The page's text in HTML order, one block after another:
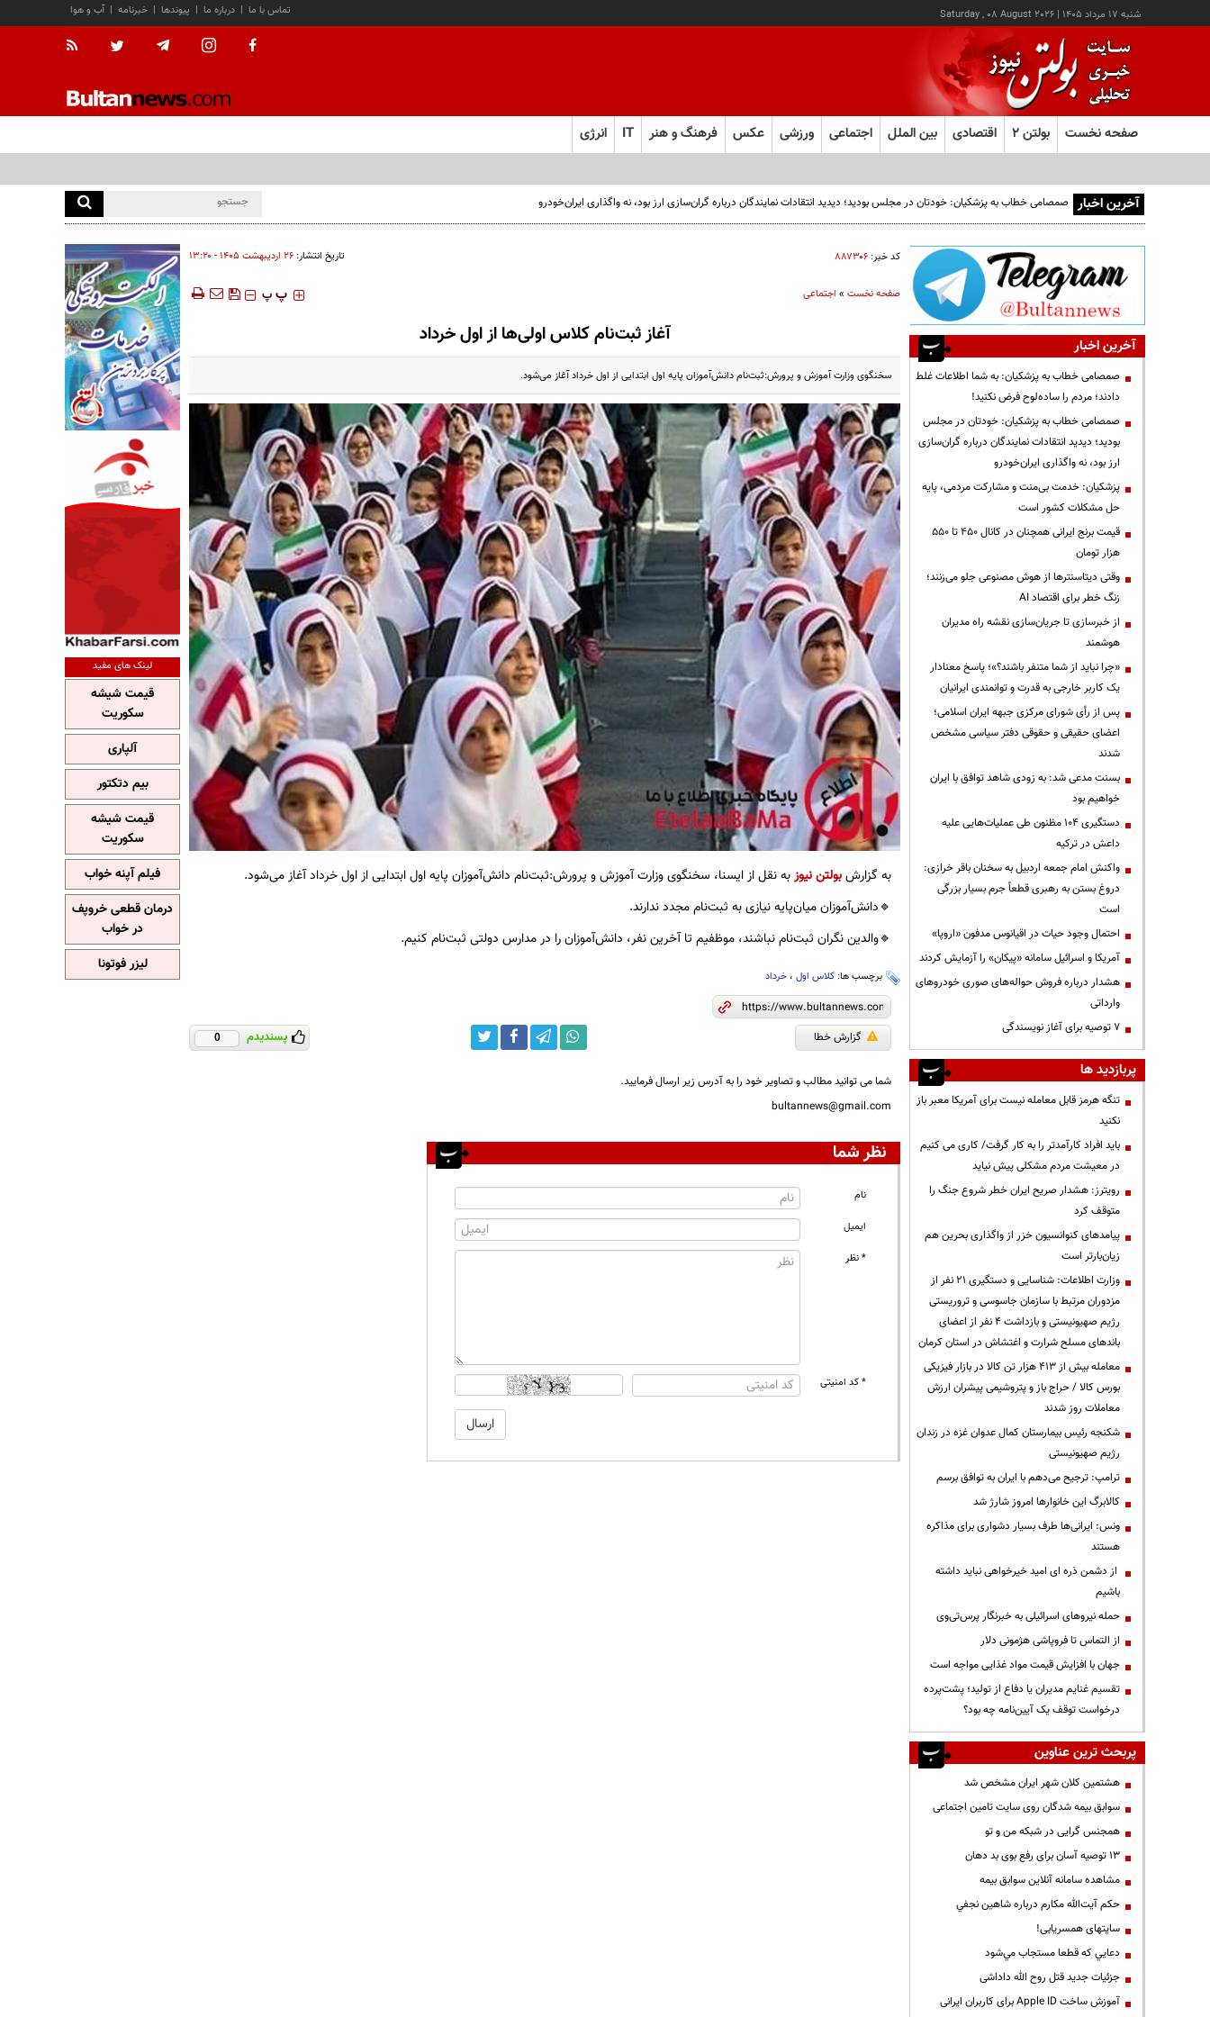
شنبه ۱۷ مرداد ۱۴۰۵ |
Saturday , 08 August 2026 آب و هوا | خبرنامه | پیوندها | درباره ما | تماس با ما
صفحه نخست بولتن ۲ اقتصادی بین الملل اجتماعی ورزشی عکس فرهنگ و هنر IT انرژی
آخرین اخبار صمصامی خطاب به پزشکیان: خودتان در مجلس بودید؛ دیدید انتقادات نمایندگان درباره گران‌سازی ارز بود، نه واگذاری ایران‌خودرو
کد خبر: ۸۸۷۳۰۶ تاریخ انتشار: ۲۶ ارديبهشت ۱۴۰۵ - ۱۳:۲۰
صفحه نخست» اجتماعی ‍‍‍ پ پ
آغاز ثبت‌نام کلاس اولی‌ها از اول خرداد
سخنگوی وزارت آموزش و پرورش:ثبت‌نام دانش‌آموزان پایه اول ابتدایی از اول خرداد آغاز می‌شود.
به گزارشبولتن نیوزبه نقل از ایسنا، سخنگوی وزارت آموزش و پرورش:ثبت‌نام دانش‌آموزان پایه اول ابتدایی از اول خرداد آغاز می‌شود.
🔹دانش‌آموزان میان‌پایه نیازی به ثبت‌نام مجدد ندارند.
🔹والدین نگران ثبت‌نام نباشند، موظفیم تا آخرین نفر، دانش‌آموزان را در مدارس دولتی ثبت‌نام کنیم.
برچسب ها: کلاس اول، خرداد
گزارش خطا پسندیدم 0
شما می توانید مطالب و تصاویر خود را به آدرس زیر ارسال فرمایید.
bultannews@gmail.com
نظر شما
نام
ایمیل
* نظر
* کد امنیتی
آخرین اخبار
صمصامی خطاب به پزشکیان: به شما اطلاعات غلط
دادند؛ مردم را ساده‌لوح فرض نکنید!
صمصامی خطاب به پزشکیان: خودتان در مجلس
بودید؛ دیدید انتقادات نمایندگان درباره گران‌سازی
ارز بود، نه واگذاری ایران‌خودرو
پزشکیان: خدمت بی‌منت و مشارکت مردمی، پایه
حل مشکلات کشور است
قیمت‌ برنج ایرانی همچنان در کانال ۴۵۰ تا ۵۵۰
هزار تومان
وقتی دیتاسنترها از هوش مصنوعی جلو می‌زنند؛
زنگ خطر برای اقتصاد AI
از خبرسازی تا جریان‌سازی نقشه راه مدیران
هوشمند
«چرا نباید از شما متنفر باشند؟»؛ پاسخ معنادار
یک کاربر خارجی به قدرت و توانمندی ایرانیان
پس از رأی شورای مرکزی جبهه ایران اسلامی؛
اعضای حقیقی و حقوقی دفتر سیاسی مشخص
شدند
بسنت مدعی شد: به زودی شاهد توافق با ایران
خواهیم بود
دستگیری ۱۰۴ مظنون طی عملیات‌هایی علیه
داعش در ترکیه
واکنش امام جمعه اردبیل به سخنان باقر خرازی:
دروغ بستن به رهبری قطعاً جرم بسیار بزرگی
است
احتمال وجود حیات در اقیانوس مدفون «اروپا»
آمریکا و اسرائیل سامانه «پیکان» را آزمایش کردند
هشدار درباره فروش حواله‌های صوری خودروهای
وارداتی
۷ توصیه برای آغاز نویسندگی
پربازدید ها
تنگه هرمز قابل معامله نیست برای آمریکا معبر باز
نکنید
باید افراد کارآمدتر را به کار گرفت/ کاری می کنیم
در معیشت مردم مشکلی پیش نیاید
رویترز: هشدار صریح ایران خطر شروع جنگ را
متوقف کرد
پیامدهای کنوانسیون خزر از واگذاری بحرین هم
زیان‌بارتر است
وزارت اطلاعات: شناسایی و دستگیری ۲۱ نفر از
مزدوران مرتبط با سازمان جاسوسی و تروریستی
رژیم صهیونیستی و بازداشت ۴ نفر از اعضای
باندهای مسلح شرارت و اغتشاش در استان کرمان
معامله بیش از ۴۱۳ هزار تن کالا در بازار فیزیکی
بورس کالا / حراج باز و پتروشیمی پیشران ارزش
معاملات روز شدند
شکنجه رئیس بیمارستان کمال عدوان غزه در زندان
رژیم صهیونیستی
ترامپ: ترجیح می‌دهم با ایران به توافق برسم
کالابرگ این خانوارها امروز شارژ شد
ونس: ایرانی‌ها طرف بسیار دشواری برای مذاکره
هستند
از دشمن ذره ای امید خیرخواهی نباید داشته
باشیم
حمله نیروهای اسرائیلی به خبرنگار پرس‌تی‌وی
از التماس تا فروپاشی هژمونی دلار
جهان با افزایش قیمت مواد غذایی مواجه است
تقسیم غنایم مدیران یا دفاع از تولید؛ پشت‌پرده
درخواست توقف یک آیین‌نامه چه بود؟
پربحث ترین عناوین
هشتمین کلان شهر ایران مشخص شد
سوابق بیمه شدگان روی سایت تامین اجتماعی
همجنس گرایی در شبکه من و تو
13 توصیه آسان برای رفع بوی بد دهان
مشاهده سامانه آنلاين سوابق بیمه
حكم آيت‌الله مكارم درباره شاهين نجفي
سایتهای همسریابی!
دعايي كه قطعا مستجاب مي‌شود
جزئیات جدید قتل روح الله داداشی
آموزش ساخت Apple ID برای کاربران ایرانی
لینک های مفید
قیمت شیشه
سکوریت
آلپاری
بیم دتکتور
قیمت شیشه
سکوریت
فیلم آپنه خواب
درمان قطعی خروپف
در خواب
لیزر فوتونا